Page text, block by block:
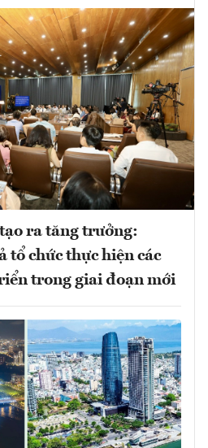
ra tăng trưởng:
tổ chức thực hiện các
trong giai đoạn mới